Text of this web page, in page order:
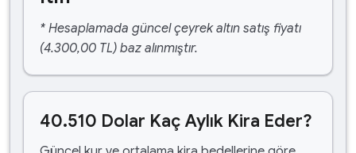
* Hesaplamada güncel çeyrek altın satış fiyatı
(4.300,00 TL) baz alınmıştır.
40.510 Dolar Kaç Aylık Kira Eder?